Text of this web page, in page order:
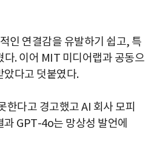
인 연결감을 유발하기 쉽고, 특
다. 이어 MIT 미디어랩과 공동으
았다고 덧붙였다.
다고 경고했고 AI 회사 모피
GPT-4o는 망상성 발언에
초보자도 반할 반전 매력”